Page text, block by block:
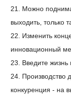
21. Можно
выходить, только
22. Изменить
инновационный
23. Введите жизнь
24. Производство
конкуренция - на